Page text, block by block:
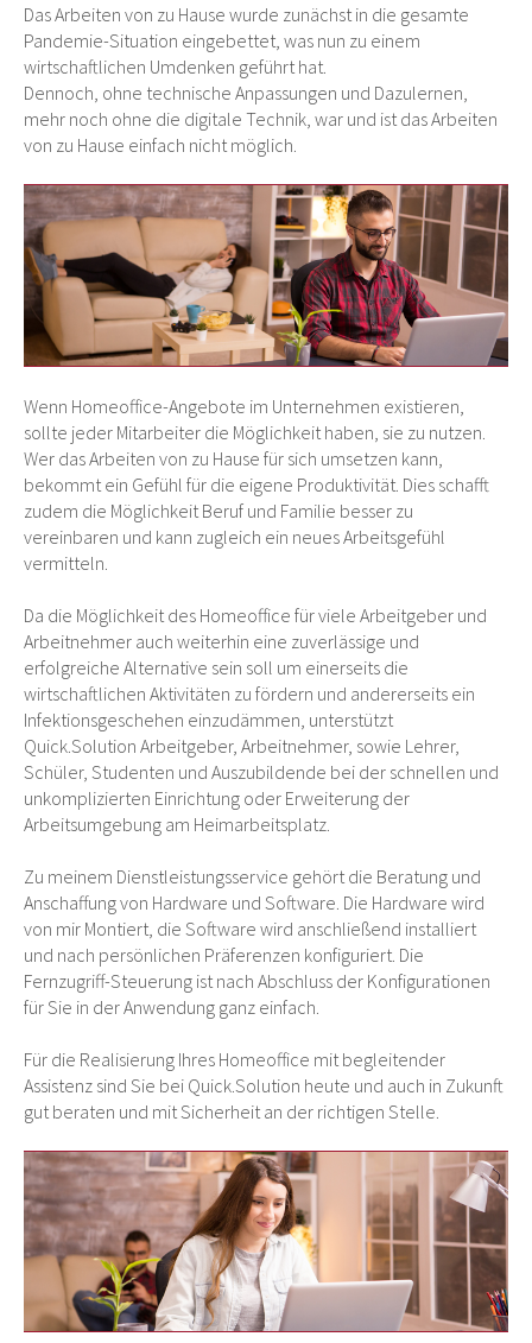
Das Arbeiten von zu Hause wurde zunächst in die gesamte
Pandemie-Situation eingebettet, was nun zu einem
wirtschaftlichen Umdenken geführt hat.
Dennoch, ohne technische Anpassungen und Dazulernen,
mehr noch ohne die digitale Technik, war und ist das Arbeiten
von zu Hause einfach nicht möglich.
Wenn Homeoffice-Angebote im Unternehmen existieren,
sollte jeder Mitarbeiter die Möglichkeit haben, sie zu nutzen.
Wer das Arbeiten von zu Hause für sich umsetzen kann,
bekommt ein Gefühl für die eigene Produktivität. Dies schafft
zudem die Möglichkeit Beruf und Familie besser zu
vereinbaren und kann zugleich ein neues Arbeitsgefühl
vermitteln.
Da die Möglichkeit des Homeoffice für viele Arbeitgeber und
Arbeitnehmer auch weiterhin eine zuverlässige und
erfolgreiche Alternative sein soll um einerseits die
wirtschaftlichen Aktivitäten zu fördern und andererseits ein
Infektionsgeschehen einzudämmen, unterstützt
Quick.Solution Arbeitgeber, Arbeitnehmer, sowie Lehrer,
Schüler, Studenten und Auszubildende bei der schnellen und
unkomplizierten Einrichtung oder Erweiterung der
Arbeitsumgebung am Heimarbeitsplatz.
Zu meinem Dienstleistungsservice gehört die Beratung und
Anschaffung von Hardware und Software. Die Hardware wird
von mir Montiert, die Software wird anschließend installiert
und nach persönlichen Präferenzen konfiguriert. Die
Fernzugriff-Steuerung ist nach Abschluss der Konfigurationen
für Sie in der Anwendung ganz einfach.
Für die Realisierung Ihres Homeoffice mit begleitender
Assistenz sind Sie bei Quick.Solution heute und auch in Zukunft
gut beraten und mit Sicherheit an der richtigen Stelle.